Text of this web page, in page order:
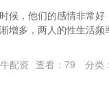
候，他们的感情非常
增多，两人的性生活
配资 查看： 79 分类：